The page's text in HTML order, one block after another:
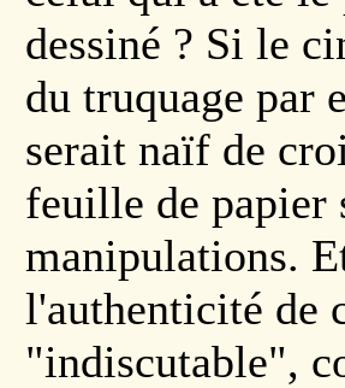
dessiné ? Si le
du truquage par
serait naïf de
feuille de papier
manipulations.
l'authenticité de
"indiscutable",